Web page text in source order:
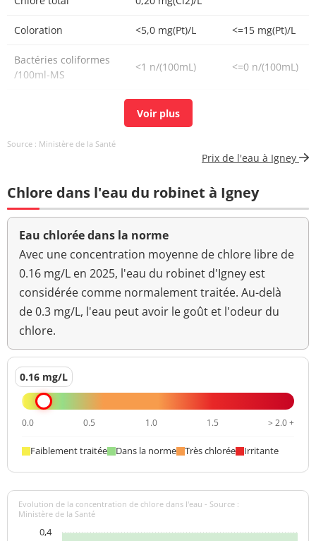
Coloration <5,0 mg(Pt)/L <=15 mg(Pt)/L
Bactéries coliformes
/100ml-MS
<1 n/(100mL) <=0 n/(100mL)
<1 n/mL
Bact. aér. revivifiables
Ammonium (en NH4) <0,05 mg/L <=0,1 mg/L
Odeur (qualitatif)
changement
anormal
pH 7,4 unité pH
>=6,5 et <=9
unité pH
anormal
Sulfates
Turbidité
0,1 NFU <=2 NFU
Source : Ministère de la Santé
Prix de l'eau à Igney
Chlore dans l'eau du robinet à Igney
Eau chlorée dans la norme
Avec une concentration moyenne de chlore libre de
0.16 mg/L en 2025, l'eau du robinet d'Igney est
considérée comme normalement traitée. Au-delà
de 0.3 mg/L, l'eau peut avoir le goût et l'odeur du
chlore.
0.16 mg/L
0.0 0.5 1.0 1.5 > 2.0 +
Faiblement traitée Dans la norme Très chlorée Irritante
Evolution de la concentration de chlore dans l'eau - Source :
Ministère de la Santé
0,4